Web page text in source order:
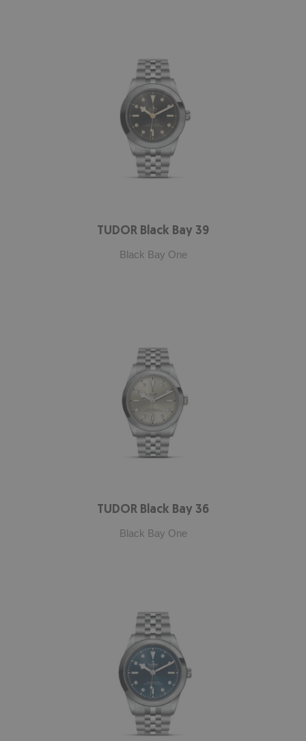
TUDOR Black Bay 39
Black Bay One
TUDOR Black Bay 36
Black Bay One